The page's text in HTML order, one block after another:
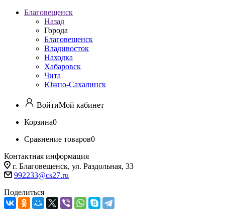
Благовещенск
Назад
Города
Благовещенск
Владивосток
Находка
Хабаровск
Чита
Южно-Сахалинск
ВойтиМой кабинет
Корзина0
Сравнение товаров0
Контактная информация
г. Благовещенск, ул. Раздольная, 33
992233@cs27.ru
Поделиться